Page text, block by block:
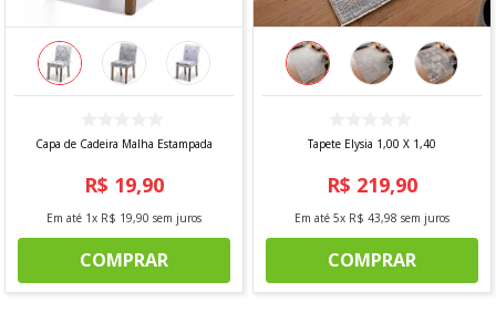
Capa de Cadeira Malha Estampada
R$ 19,90
Em até 1x R$ 19,90 sem juros
COMPRAR
Tapete Elysia 1,00 X 1,40
R$ 219,90
Em até 5x R$ 43,98 sem juros
COMPRAR